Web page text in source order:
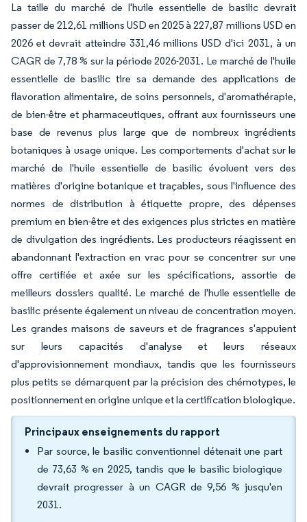
La taille du marché de l'huile essentielle de basilic devrait
passer de 212,61 millions USD en 2025 à 227,87 millions USD en
2026 et devrait atteindre 331,46 millions USD d'ici 2031, à un
CAGR de 7,78 % sur la période 2026-2031. Le marché de l'huile
essentielle de basilic tire sa demande des applications de
flavoration alimentaire, de soins personnels, d'aromathérapie,
de bien-être et pharmaceutiques, offrant aux fournisseurs une
base de revenus plus large que de nombreux ingrédients
botaniques à usage unique. Les comportements d'achat sur le
marché de l'huile essentielle de basilic évoluent vers des
matières d'origine botanique et traçables, sous l'influence des
normes de distribution à étiquette propre, des dépenses
premium en bien-être et des exigences plus strictes en matière
de divulgation des ingrédients. Les producteurs réagissent en
abandonnant l'extraction en vrac pour se concentrer sur une
offre certifiée et axée sur les spécifications, assortie de
meilleurs dossiers qualité. Le marché de l'huile essentielle de
basilic présente également un niveau de concentration moyen.
Les grandes maisons de saveurs et de fragrances s'appuient
sur leurs capacités d'analyse et leurs réseaux
d'approvisionnement mondiaux, tandis que les fournisseurs
plus petits se démarquent par la précision des chémotypes, le
positionnement en origine unique et la certification biologique.
Principaux enseignements du rapport
Par source, le basilic conventionnel détenait une part
de 73,63 % en 2025, tandis que le basilic biologique
devrait progresser à un CAGR de 9,56 % jusqu'en
2031.